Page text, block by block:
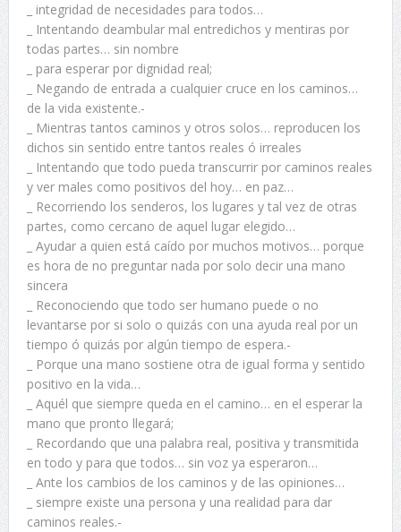
_ integridad de necesidades para todos…
_ Intentando deambular mal entredichos y mentiras por
todas partes… sin nombre
_ para esperar por dignidad real;
_ Negando de entrada a cualquier cruce en los caminos…
de la vida existente.-
_ Mientras tantos caminos y otros solos… reproducen los
dichos sin sentido entre tantos reales ó irreales
_ Intentando que todo pueda transcurrir por caminos reales
y ver males como positivos del hoy… en paz…
_ Recorriendo los senderos, los lugares y tal vez de otras
partes, como cercano de aquel lugar elegido…
_ Ayudar a quien está caído por muchos motivos… porque
es hora de no preguntar nada por solo decir una mano
sincera
_ Reconociendo que todo ser humano puede o no
levantarse por si solo o quizás con una ayuda real por un
tiempo ó quizás por algún tiempo de espera.-
_ Porque una mano sostiene otra de igual forma y sentido
positivo en la vida…
_ Aquél que siempre queda en el camino… en el esperar la
mano que pronto llegará;
_ Recordando que una palabra real, positiva y transmitida
en todo y para que todos… sin voz ya esperaron…
_ Ante los cambios de los caminos y de las opiniones…
_ siempre existe una persona y una realidad para dar
caminos reales.-